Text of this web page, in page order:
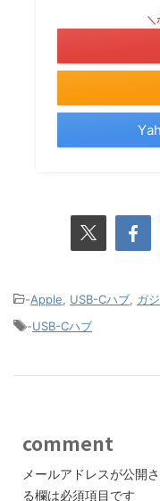
＼
-Apple USB-Cハブ ガ
-USB-Cハブ
comment
メールアドレスが公開
る欄は必須項目です